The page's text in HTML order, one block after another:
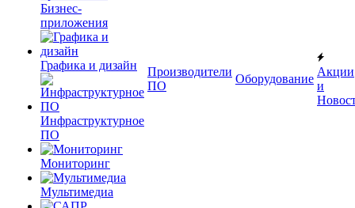
Бизнес-
приложения
Графика и дизайн
Инфраструктурное
ПО
Мониторинг
Мультимедиа
Производители
ПО
Оборудование
Акции
и